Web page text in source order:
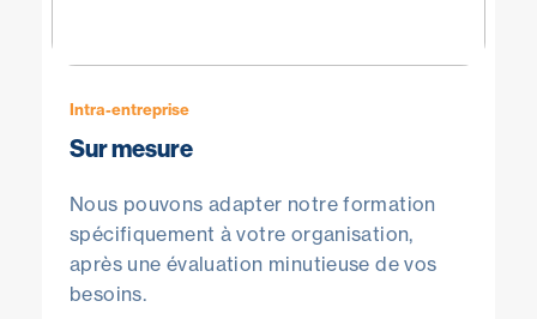
Intra-entreprise
Sur mesure
Nous pouvons adapter notre formation
spécifiquement à votre organisation,
après une évaluation minutieuse de vos
besoins.